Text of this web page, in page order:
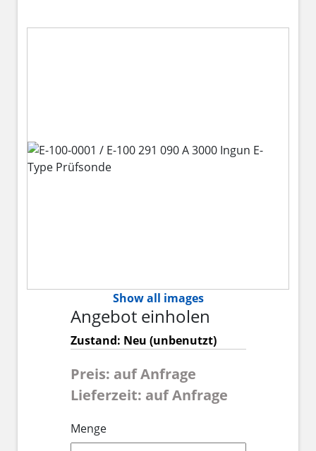
Show all images
Angebot einholen
Zustand: Neu (unbenutzt)
Preis: auf Anfrage
Lieferzeit: auf Anfrage
Menge